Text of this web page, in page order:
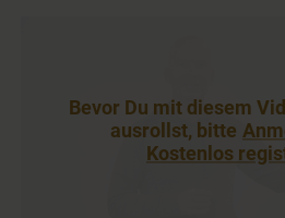
Bevor Du mit diesem
ausrollst, bitte
Kostenlos